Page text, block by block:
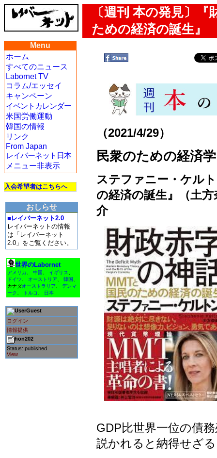
〔週刊 本の発見〕
ための経済の誕生』
Menu
ホーム
すべてのニュース
Labornet TV
コラム/エッセイ
キャンペーン
イベントカレンダー
米国労働運動
韓国の情報
リンク
From Japan
レイバーネット日本
メニュー非表示
入会希望者はこちらへ
おしらせ
■レイバーネット2.0
レイバーネットの情報
は「レイバーネット
2.0」をご覧ください。
世界のLabornet
アメリカ 中国 イギリス
ドイツ
オーストリア 韓国
カナダオーストラリア
デンマ
ーク
トルコ 日本
Guest
ログイン
情報提供
hon202
Status: published
View
（2021/4/29）
民衆のための経済学
ステファニー・ケル
の経済の誕生』（土
介
GDP比世界一位の債
説かれると納得せざ